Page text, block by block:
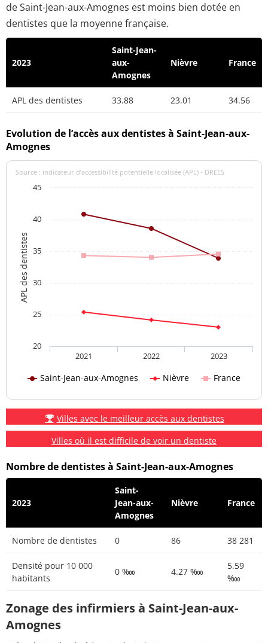
de Saint-Jean-aux-Amognes est moins bien dotée en
dentistes que la moyenne française.
2023
Saint-Jean-
aux-
Amognes
Nièvre France
APL des dentistes 33.88 23.01 34.56
Evolution de l’accès aux dentistes à Saint-Jean-aux-
Amognes
APL des dentistes
Source : indicateur d’accessibilité potentielle localisée (APL) - DREES
Saint-Jean-aux-Amognes Nièvre France
2021 2022 2023
20
25
30
35
40
45
Villes avec le meilleur accès aux dentistes
Villes où il est difficile de voir un dentiste
Nombre de dentistes à Saint-Jean-aux-Amognes
2023
Saint-
Jean-aux-
Amognes
Nièvre France
Nombre de dentistes 0 86 38 281
Densité pour 10 000
habitants
0 ‱ 4.27 ‱
5.59
‱
Zonage des infirmiers à Saint-Jean-aux-
Amognes